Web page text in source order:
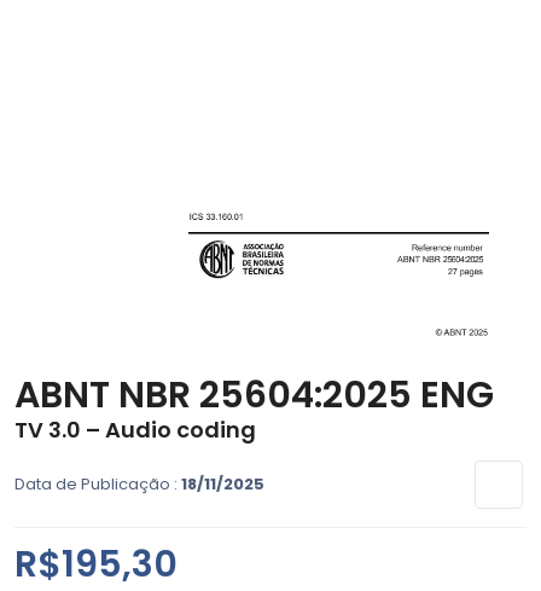
ABNT NBR 25604:2025 ENG
TV 3.0 – Audio coding
Data de Publicação : 18/11/2025
R$195,30